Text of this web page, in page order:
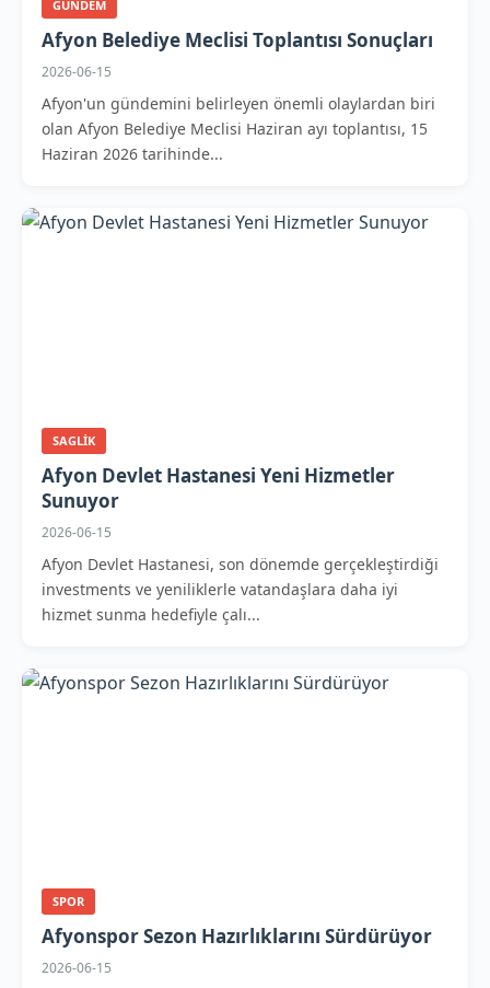
GUNDEM
Afyon Belediye Meclisi Toplantısı Sonuçları
2026-06-15
Afyon'un gündemini belirleyen önemli olaylardan biri
olan Afyon Belediye Meclisi Haziran ayı toplantısı, 15
Haziran 2026 tarihinde...
SAGLIK
Afyon Devlet Hastanesi Yeni Hizmetler
Sunuyor
2026-06-15
Afyon Devlet Hastanesi, son dönemde gerçekleştirdiği
investments ve yeniliklerle vatandaşlara daha iyi
hizmet sunma hedefiyle çalı...
SPOR
Afyonspor Sezon Hazırlıklarını Sürdürüyor
2026-06-15